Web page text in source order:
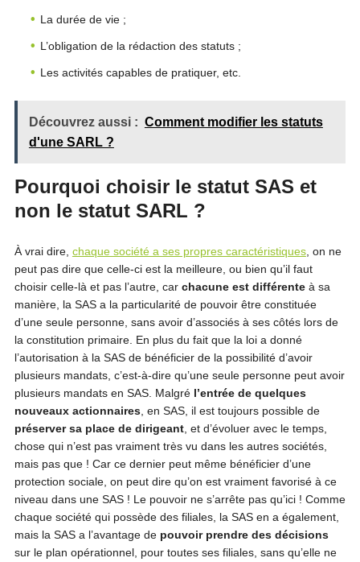
La durée de vie ;
L’obligation de la rédaction des statuts ;
Les activités capables de pratiquer, etc.
Découvrez aussi : Comment modifier les statuts
d'une SARL ?
Pourquoi choisir le statut SAS et
non le statut SARL ?
À vrai dire, chaque société a ses propres caractéristiques, on ne
peut pas dire que celle-ci est la meilleure, ou bien qu’il faut
choisir celle-là et pas l’autre, car chacune est différenteà sa
manière, la SAS a la particularité de pouvoir être constituée
d’une seule personne, sans avoir d’associés à ses côtés lors de
la constitution primaire. En plus du fait que la loi a donné
l’autorisation à la SAS de bénéficier de la possibilité d’avoir
plusieurs mandats, c’est-à-dire qu’une seule personne peut avoir
plusieurs mandats en SAS. Malgré l’entrée de quelques
nouveaux actionnaires, en SAS, il est toujours possible de
préserver sa place de dirigeant, et d’évoluer avec le temps,
chose qui n’est pas vraiment très vu dans les autres sociétés,
mais pas que ! Car ce dernier peut même bénéficier d’une
protection sociale, on peut dire qu’on est vraiment favorisé à ce
niveau dans une SAS ! Le pouvoir ne s’arrête pas qu’ici ! Comme
chaque société qui possède des filiales, la SAS en a également,
mais la SAS a l’avantage de pouvoir prendre des décisions
sur le plan opérationnel, pour toutes ses filiales, sans qu’elle ne